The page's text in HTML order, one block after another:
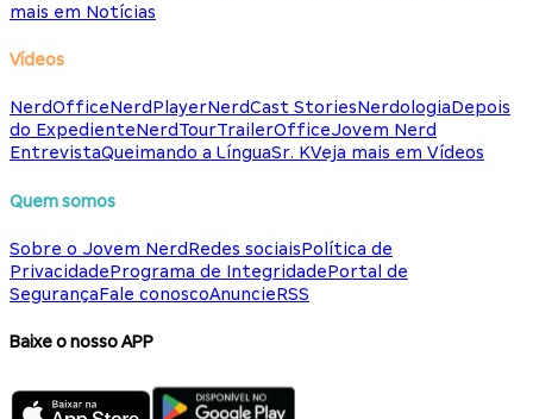
mais em Notícias
Vídeos
NerdOfficeNerdPlayerNerdCast StoriesNerdologiaDepois
do ExpedienteNerdTourTrailerOfficeJovem Nerd
EntrevistaQueimando a LínguaSr. KVeja mais em Vídeos
Quem somos
Sobre o Jovem NerdRedes sociaisPolítica de
PrivacidadePrograma de IntegridadePortal de
SegurançaFale conoscoAnuncieRSS
Baixe o nosso APP